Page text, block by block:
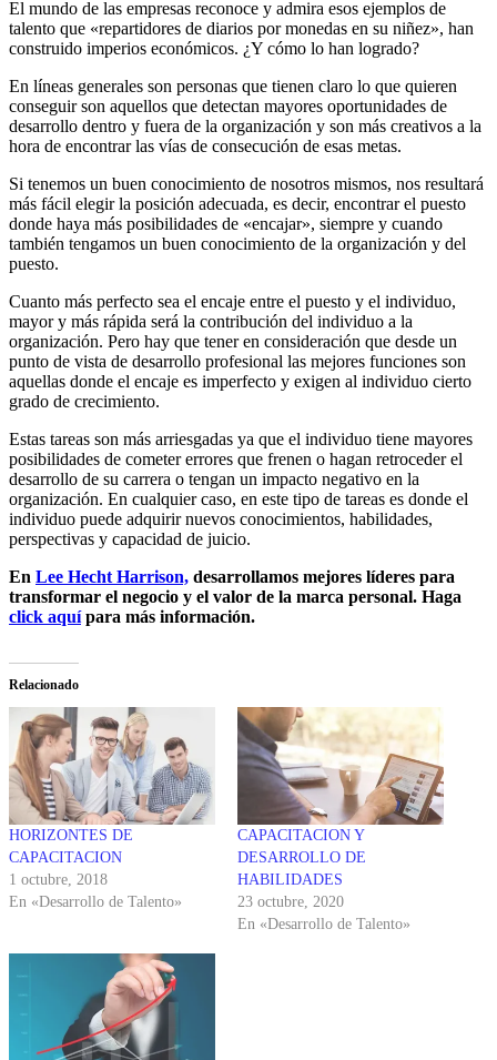
El mundo de las empresas reconoce y admira esos ejemplos de
talento que «repartidores de diarios por monedas en su niñez», han
construido imperios económicos. ¿Y cómo lo han logrado?
En líneas generales son personas que tienen claro lo que quieren
conseguir son aquellos que detectan mayores oportunidades de
desarrollo dentro y fuera de la organización y son más creativos a la
hora de encontrar las vías de consecución de esas metas.
Si tenemos un buen conocimiento de nosotros mismos, nos resultará
más fácil elegir la posición adecuada, es decir, encontrar el puesto
donde haya más posibilidades de «encajar», siempre y cuando
también tengamos un buen conocimiento de la organización y del
puesto.
Cuanto más perfecto sea el encaje entre el puesto y el individuo,
mayor y más rápida será la contribución del individuo a la
organización. Pero hay que tener en consideración que desde un
punto de vista de desarrollo profesional las mejores funciones son
aquellas donde el encaje es imperfecto y exigen al individuo cierto
grado de crecimiento.
Estas tareas son más arriesgadas ya que el individuo tiene mayores
posibilidades de cometer errores que frenen o hagan retroceder el
desarrollo de su carrera o tengan un impacto negativo en la
organización. En cualquier caso, en este tipo de tareas es donde el
individuo puede adquirir nuevos conocimientos, habilidades,
perspectivas y capacidad de juicio.
En Lee Hecht Harrison, desarrollamos mejores líderes para
transformar el negocio y el valor de la marca personal. Haga
click aquípara más información.
Relacionado
HORIZONTES DE
CAPACITACION
1 octubre, 2018
En «Desarrollo de Talento»
CAPACITACION Y
DESARROLLO DE
HABILIDADES
23 octubre, 2020
En «Desarrollo de Talento»